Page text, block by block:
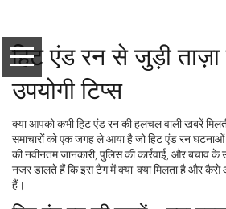
हिट एंड रन से जुड़ी
उपयोगी टिप्स
क्या आपको कभी हिट एंड रन की हलचल वाली खबरें
समाचारों को एक जगह ले आया है जो हिट एंड रन
की नवीनतम जानकारी, पुलिस की कार्रवाई, और बचाव
नजर डालते हैं कि इस टैग में क्या-क्या मिलता है और
हैं।